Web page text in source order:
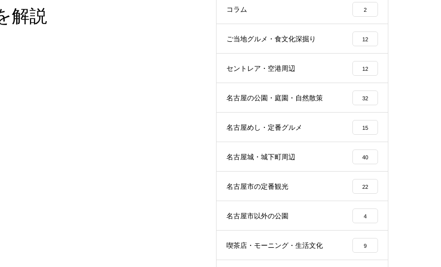
解説
コラム 2
ご当地グルメ・食文化深掘り 12
セントレア・空港周辺 12
名古屋の公園・庭園・自然散策 32
名古屋めし・定番グルメ 15
名古屋城・城下町周辺 40
名古屋市の定番観光 22
名古屋市以外の公園 4
喫茶店・モーニング・生活文化 9